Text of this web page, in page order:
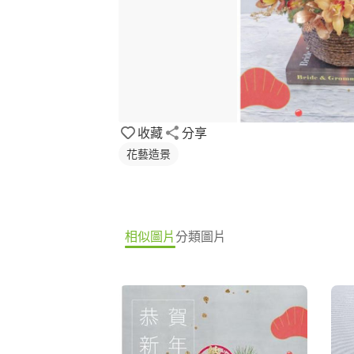
收藏 分享
花藝造景
相似圖片分類圖片